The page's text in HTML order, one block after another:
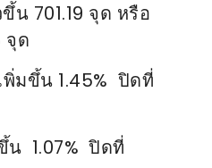
701.19 จุด หรือ
จุด
มขึ้น 1.45% ปิดที่
1.07% ปิดที่